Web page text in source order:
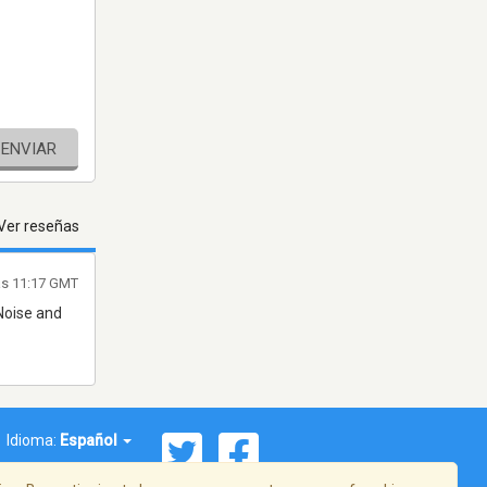
ENVIAR
reseñas
and
11:17 GMT
Idioma: Español